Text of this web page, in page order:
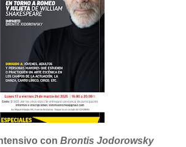
con Brontis Jodorowsky